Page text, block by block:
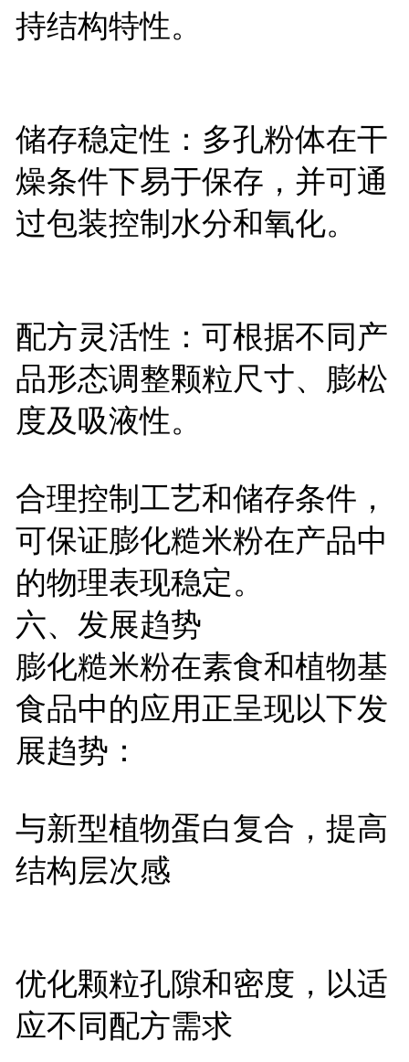
持结构特性。
储存稳定性：多孔粉体在干
燥条件下易于保存，并可通
过包装控制水分和氧化。
配方灵活性：可根据不同产
品形态调整颗粒尺寸、膨松
度及吸液性。
合理控制工艺和储存条件，
可保证膨化糙米粉在产品中
的物理表现稳定。
六、发展趋势
膨化糙米粉在素食和植物基
食品中的应用正呈现以下发
展趋势：
与新型植物蛋白复合，提高
结构层次感
优化颗粒孔隙和密度，以适
应不同配方需求